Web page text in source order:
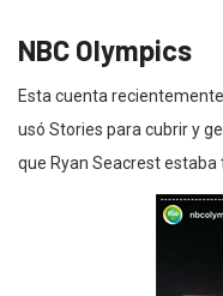
NBC Olympics
Esta cuenta
usó Stories para cubrir y
que Ryan Seacrest estaba